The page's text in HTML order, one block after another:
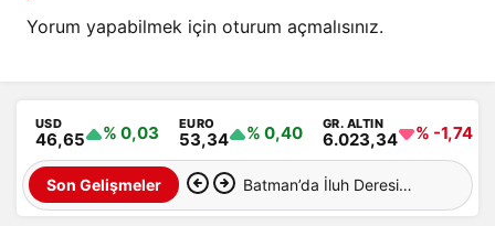
Yorum yapabilmek için oturum açmalısınız.
USD
46,65 % 0,03 EURO
53,34 % 0,40 GR. ALTIN
6.023,34 % -1,74
Son Gelişmeler Batman’da İluh Deresi